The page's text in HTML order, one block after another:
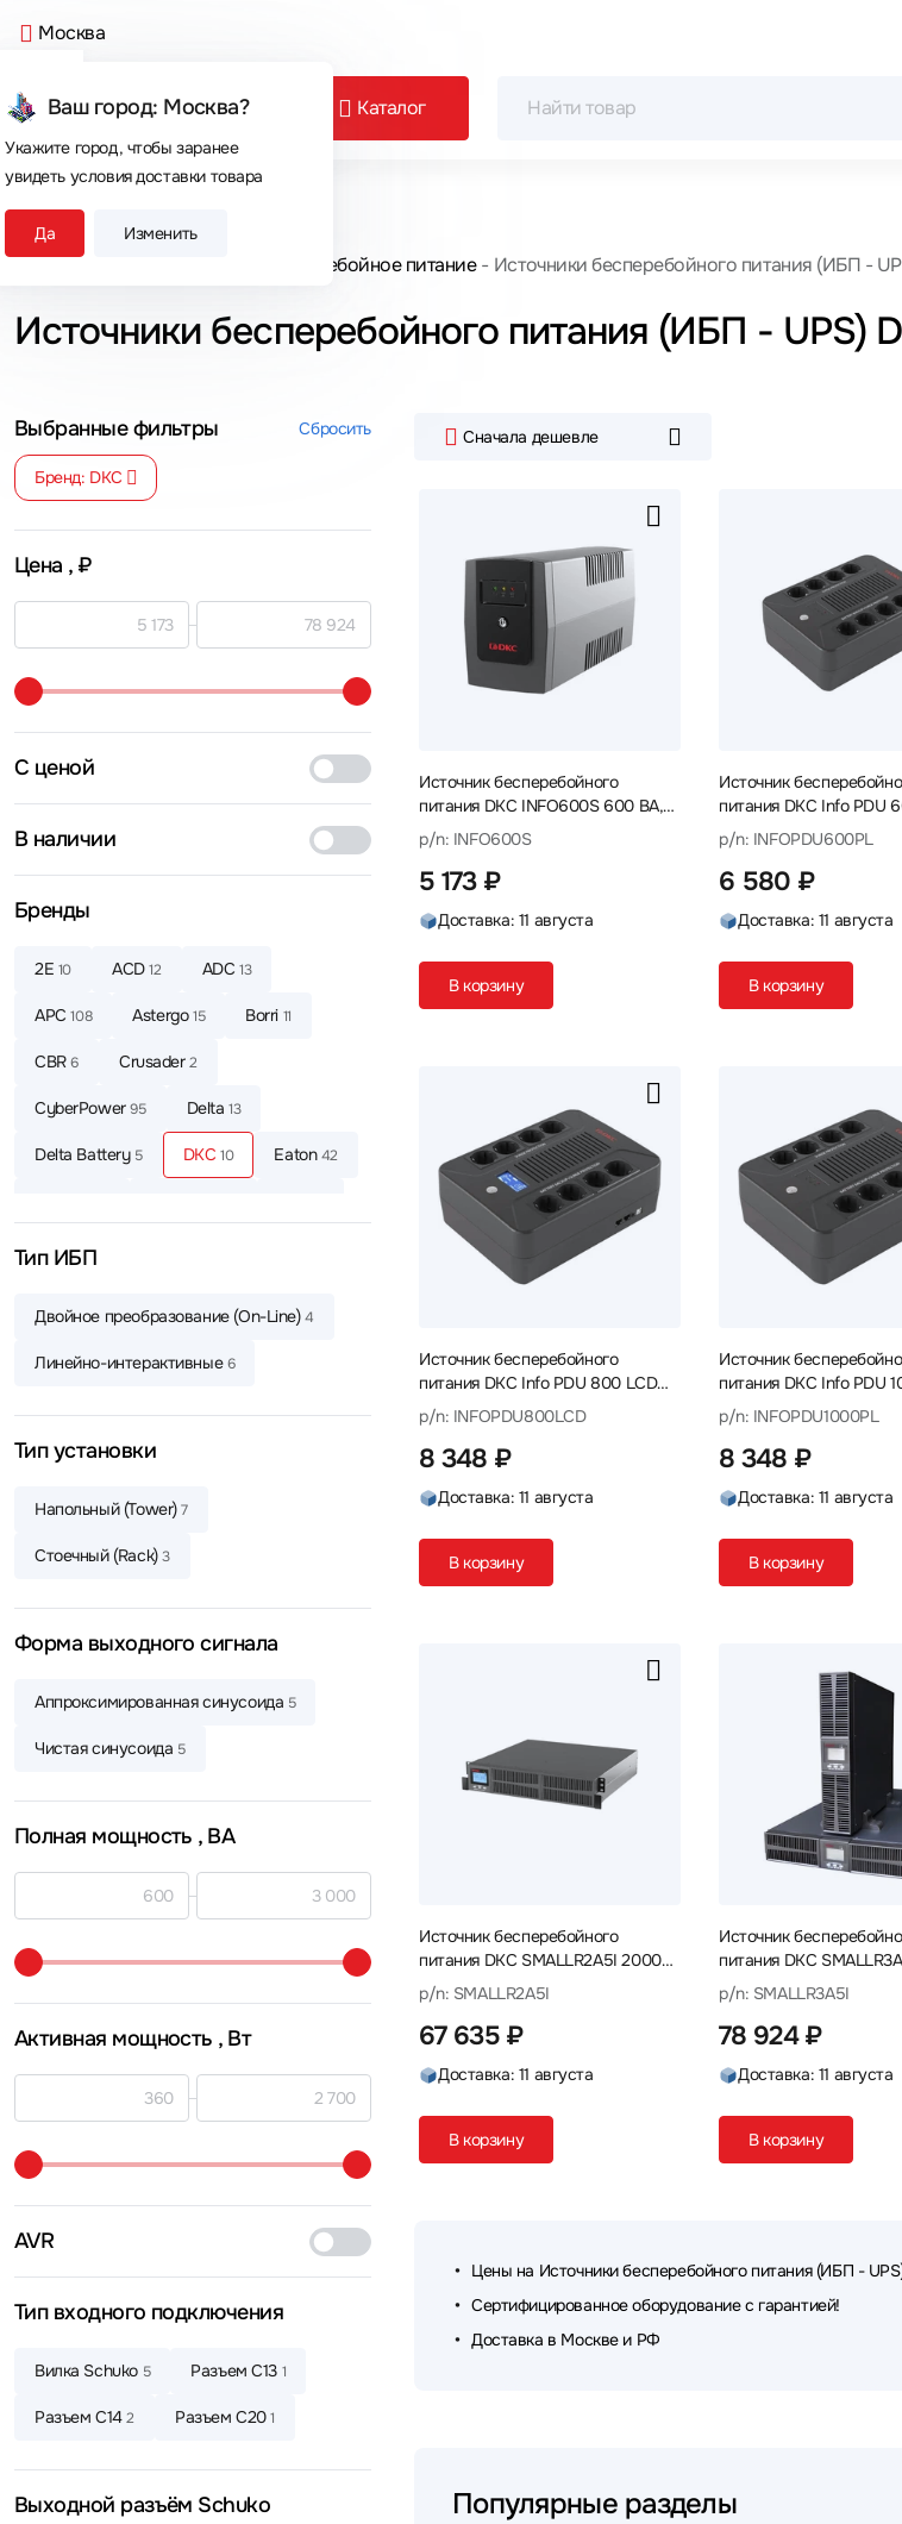
Москва
Ваш город: Москва?
Укажите город, чтобы заранее
увидеть условия доставки товара
Да Изменить
Каталог
Сегодня покупают
Главная Бесперебойное питание Источники бесперебойного питания (ИБП -
Источники бесперебойного питания (ИБП - UPS)
Выбранные фильтры Сбросить
Бренд: DKC
Цена , ₽
С ценой
В наличии
Бренды
2E 10 ACD12 ADC 13
APC108 Astergo15 Borri 11
CBR6 Crusader2
CyberPower95 Delta13
Delta Battery 5 DKC10 Eaton42
HIDEN EXPERT
Schneider Electric
SVC
Импульс52 Парус Электро1
Сайбер Электро8
Связь инжиниринг16 Штиль23
Тип ИБП
Двойное преобразование (On-Line)4
Линейно-интерактивные6
Тип установки
Напольный (Tower)7
Стоечный (Rack)3
Форма выходного сигнала
Аппроксимированная синусоида 5
Чистая синусоида 5
Полная мощность , ВА
Активная мощность , Вт
AVR
Тип входного подключения
Вилка Schuko 5 Разъем C13 1
Разъем C142 Разъем С201
Выходной разъём Schuko
Сначала дешевле
Источник бесперебойного
питания DKC INFO600S 600 ВА,
360 Вт
p/n: INFO600S
5 173 ₽
Доставка: 11 августа
В корзину
Источник
питания DKC Info PDU
INFOPDU600PL 600 ВА,
p/n: INFOPDU600PL
6 580 ₽
Доставка: 11 августа
В корзину
Источник бесперебойного
питания DKC Info PDU 800 LCD
480W Shuko INFOPDU800LCD
800 ВА, 480 Вт
p/n: INFOPDU800LCD
8 348 ₽
Доставка: 11 августа
В корзину
Источник
питания DKC Info PDU
720W Shuko
1000 ВА, 600 Вт
p/n: INFOPDU1000PL
8 348 ₽
Доставка: 11 августа
В корзину
Источник бесперебойного
питания DKC SMALLR2A5I 2000
ВА, 1800 Вт
p/n: SMALLR2A5I
67 635 ₽
Доставка: 11 августа
В корзину
Источник
питания DKC
ВА, 2700 Вт
p/n: SMALLR3A5I
78 924 ₽
Доставка: 11 августа
В корзину
Цены на Источники бесперебойного питания (ИБП -
Сертифицированное оборудование с гарантией!
Доставка в Москве и РФ
Популярные разделы